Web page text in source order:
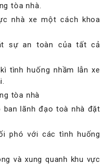
tòa nhà.
nhà xe một cách khoa
sự an toàn của tất cả
tình huống nhầm lẫn xe
tòa nhà
ban lãnh đạo toà nhà đặt
phó với các tình huống
và xung quanh khu vực